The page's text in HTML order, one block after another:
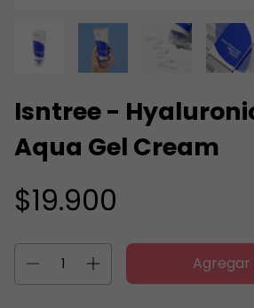
Isntree -
Aqua Gel Cream
$19.900